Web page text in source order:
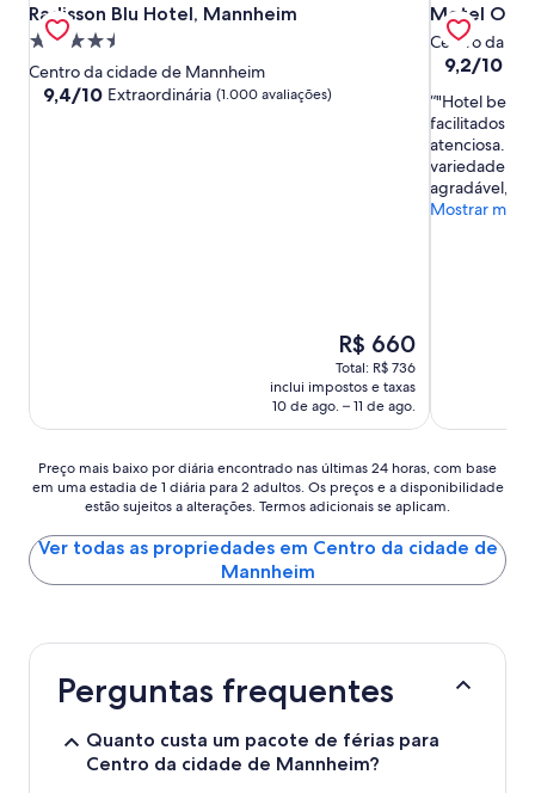
Radisson Blu Hotel, Mannheim
Radisson Blu Hotel, Mannheim
Propriedade
4.5
estrelas
Centro da cidade de Mannheim
9.4
9,4/10 Extraordinária (1.000 avaliações)
O
preço
é
de
R$ 660
R$ 660
Total: R$ 736
inclui impostos e taxas
10 de ago. – 11 de ago.
Motel One
Motel One
Centro da
9.2
10,
Maravilhosa,
(187
avaliações)
9,2/10
"Hotel bem
facilitados.
atenciosa.
variedade. O
agradável,
Mostrar
Preço
mais
por
diária
encontrado
24
horas,
base
Preço mais baixo por diária encontrado nas últimas 24 horas, com base
em uma estadia de 1 diária para 2 adultos. Os preços e a disponibilidade
estão sujeitos a alterações. Termos adicionais se aplicam.
Ver todas as propriedades em Centro da cidade de
Mannheim
Perguntas frequentes
Quanto custa um pacote de férias para
Centro da cidade de Mannheim?